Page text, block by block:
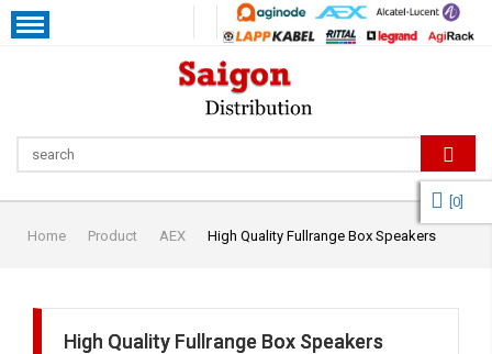
Home Product AEX High Quality Fullrange Box Speakers
High Quality Fullrange Box Speakers
0